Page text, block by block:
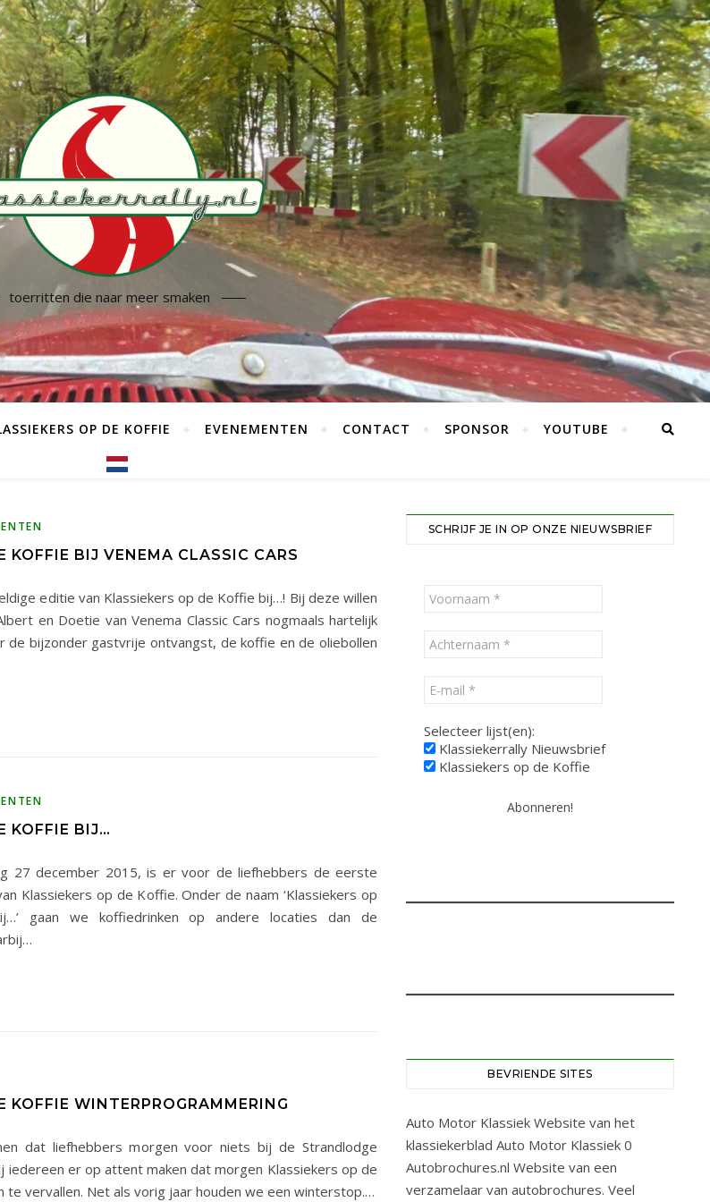
toerritten die naar meer smaken
OP DE KOFFIE EVENEMENTEN CONTACT SPONSOR YOUTUBE
KOFFIE BIJ VENEMA CLASSIC CARS
editie van Klassiekers op de Koffie bij…! Bij deze willen
en Doetie van Venema Classic Cars nogmaals hartelijk
de bijzonder gastvrije ontvangst, de koffie en de oliebollen
KOFFIE BIJ…
27 december 2015, is er voor de liefhebbers de eerste
Klassiekers op de Koffie. Onder de naam ‘Klassiekers op
gaan we koffiedrinken op andere locaties dan de
KOFFIE WINTERPROGRAMMERING
dat liefhebbers morgen voor niets bij de Strandlodge
iedereen er op attent maken dat morgen Klassiekers op de
te vervallen. Net als vorig jaar houden we een winterstop.…
SCHRIJF JE IN OP ONZE NIEUWSBRIEF
Selecteer lijst(en):
Klassiekerrally Nieuwsbrief
Klassiekers op de Koffie
BEVRIENDE SITES
Auto Motor Klassiek Website van het
klassiekerblad Auto Motor Klassiek 0
Autobrochures.nl Website van een
verzamelaar van autobrochures. Veel